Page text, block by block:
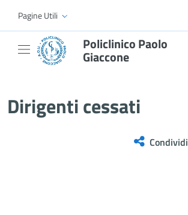
Skip to Main Content
Pagine Utili
Policlinico Paolo
Giaccone
Dirigenti cessati
Condividi